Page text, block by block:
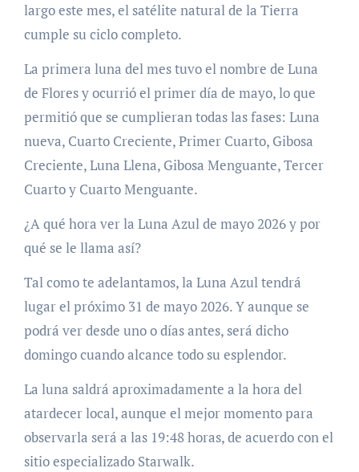
largo este mes, el satélite natural de la Tierra
cumple su ciclo completo.
La primera luna del mes tuvo el nombre de Luna
de Flores y ocurrió el primer día de mayo, lo que
permitió que se cumplieran todas las fases: Luna
nueva, Cuarto Creciente, Primer Cuarto, Gibosa
Creciente, Luna Llena, Gibosa Menguante, Tercer
Cuarto y Cuarto Menguante.
¿A qué hora ver la Luna Azul de mayo 2026 y por
qué se le llama así?
Tal como te adelantamos, la Luna Azul tendrá
lugar el próximo 31 de mayo 2026. Y aunque se
podrá ver desde uno o días antes, será dicho
domingo cuando alcance todo su esplendor.
La luna saldrá aproximadamente a la hora del
atardecer local, aunque el mejor momento para
observarla será a las 19:48 horas, de acuerdo con el
sitio especializado Starwalk.